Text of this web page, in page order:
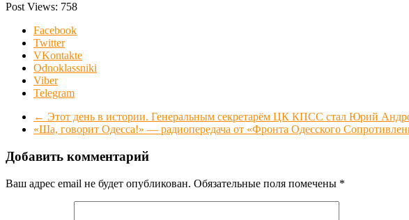
Post Views: 758
Facebook
Twitter
VKontakte
Odnoklassniki
Viber
Telegram
← Этот день в истории. Генеральным секретарём ЦК КПСС стал Юрий
«Ша, говорит Одесса!» — радиопередача от «Фронта Одесского
Добавить комментарий
Ваш адрес email не будет опубликован. Обязательные поля помечены *